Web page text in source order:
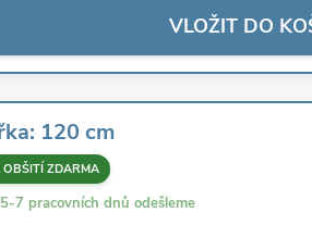
VLOŽIT DO
120 cm
OBŠITÍ ZDARMA
7 pracovních dnů odešleme